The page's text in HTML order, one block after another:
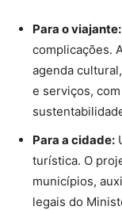
Para o viajante:
complicações.
agenda
e serviços,
Para a cidade:
turística. O
municípios,
legais do